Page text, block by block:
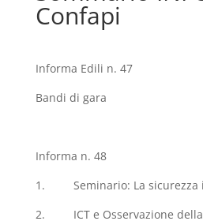
Confapi
Informa Edili n. 47
Bandi di gara
Informa n. 48
1. Seminario: La sicurezza
2. ICT e Osservazione della